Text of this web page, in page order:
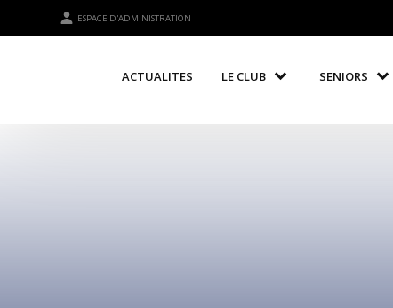
ESPACE D'ADMINISTRATION
ACTUALITES LE CLUB SENIORS